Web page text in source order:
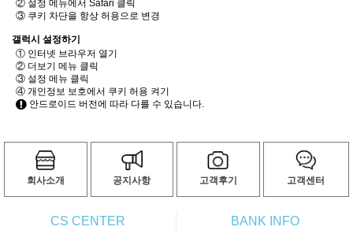
② 설정 메뉴에서 Safari 클릭
③ 쿠키 차단을 항상 허용으로 변경
갤럭시 설정하기
① 인터넷 브라우저 열기
② 더보기 메뉴 클릭
③ 설정 메뉴 클릭
④ 개인정보 보호에서 쿠키 허용 켜기
안드로이드 버전에 따라 다를 수 있습니다.
회사소개 공지사항 고객후기 고객센터
CS CENTER
BANK INFO